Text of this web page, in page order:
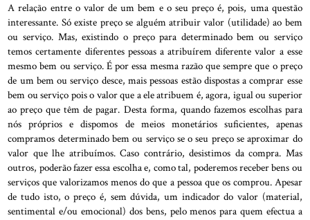
A relação entre o valor de um bem e o seu preço é, pois, uma questão
interessante. Só existe preço se alguém atribuir valor (utilidade) ao bem
ou serviço. Mas, existindo o preço para determinado bem ou serviço
temos certamente diferentes pessoas a atribuírem diferente valor a esse
mesmo bem ou serviço. É por essa mesma razão que sempre que o preço
de um bem ou serviço desce, mais pessoas estão dispostas a comprar esse
bem ou serviço pois o valor que a ele atribuem é, agora, igual ou superior
ao preço que têm de pagar. Desta forma, quando fazemos escolhas para
nós próprios e dispomos de meios monetários suficientes, apenas
compramos determinado bem ou serviço se o seu preço se aproximar do
valor que lhe atribuímos. Caso contrário, desistimos da compra. Mas
outros, poderão fazer essa escolha e, como tal, poderemos receber bens ou
serviços que valorizamos menos do que a pessoa que os comprou. Apesar
de tudo isto, o preço é, sem dúvida, um indicador do valor (material,
sentimental e/ou emocional) dos bens, pelo menos para quem efectua a